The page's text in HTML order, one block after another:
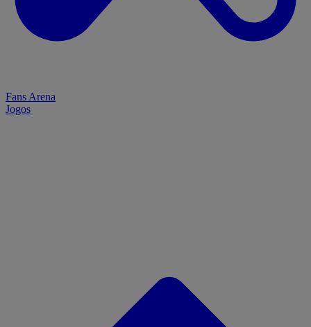
Fans Arena
Jogos